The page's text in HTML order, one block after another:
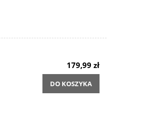
179,99 zł
DO KOSZYKA